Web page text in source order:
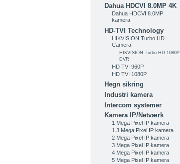
Dahua HDCVI 8.0MP 4K
Dahua HDCVI 8.0MP
kamera
HD-TVI Technology
HIKVISION Turbo HD
Camera
HIKVISION Turbo HD 1080P
DVR
HD TVI 960P
HD TVI 1080P
Hegn sikring
Industri kamera
Intercom systemer
Kamera IP/Netværk
1 Mega Pixel IP kamera
1.3 Mega Pixel IP kamera
2 Mega Pixel IP kamera
3 Mega Pixel IP kamera
4 Mega Pixel IP kamera
5 Mega Pixel IP kamera